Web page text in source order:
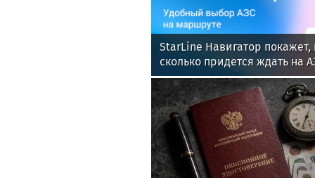
StarLine Навигатор покажет,
сколько придется ждать на